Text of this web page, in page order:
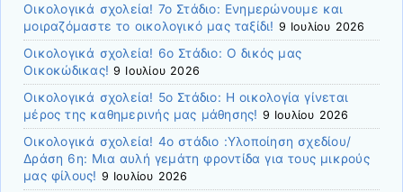
Οικολογικά σχολεία! 7ο Στάδιο: Ενημερώνουμε και
μοιραζόμαστε το οικολογικό μας ταξίδι! 9 Ιουλίου 2026
Οικολογικά σχολεία! 6ο Στάδιο: Ο δικός μας
Οικοκώδικας! 9 Ιουλίου 2026
Οικολογικά σχολεία! 5ο Στάδιο: Η οικολογία γίνεται
μέρος της καθημερινής μας μάθησης! 9 Ιουλίου 2026
Οικολογικά σχολεία! 4ο στάδιο :Υλοποίηση σχεδίου/
Δράση 6η: Μια αυλή γεμάτη φροντίδα για τους μικρούς
μας φίλους! 9 Ιουλίου 2026